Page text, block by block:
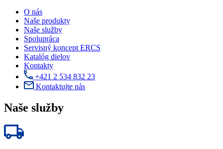
O nás
Naše produkty
Naše služby
Spolupráca
Servisný koncept ERCS
Katalóg dielov
Kontakty
+421 2 534 832 23
Kontaktujte nás
Naše služby